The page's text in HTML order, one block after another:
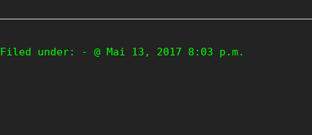
Filed under: - @ Mai 13, 2017 8:03 p.m.